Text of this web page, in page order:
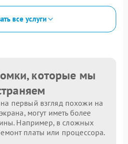
все услуги
которые мы
первый взгляд похожи на
могут иметь более
Например, в сложных
платы или процессора.